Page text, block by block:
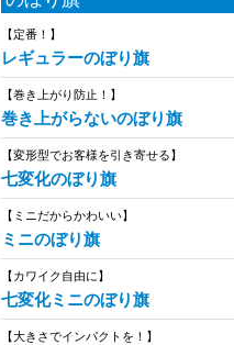
【定番！】
レギュラーのぼり旗
【巻き上がり防止！】
巻き上がらないのぼり旗
【変形型でお客様を引き寄せる】
七変化のぼり旗
【ミニだからかわいい】
ミニのぼり旗
【カワイク自由に】
七変化ミニのぼり旗
【大きさでインパクトを！】